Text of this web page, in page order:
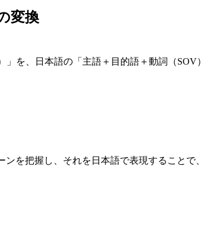
変換
」を、日本語の「主語＋目的語＋動詞（
を把握し、それを日本語で表現することで